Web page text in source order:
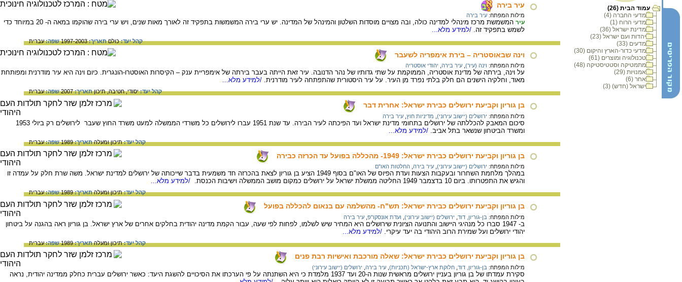
עמוד הבית (26)
מדעי החברה (4)
מדעי הרוח (1)
מדינת ישראל (36)
יהדות ועם ישראל (23)
מדעים (33)
מדעי כדור-הארץ והיקום (30)
טכנולוגיה ומוצרים (61)
מתמטיקה וסטטיסטיקה (48)
אמנויות (29)
אחר (6)
ישראל (חדש) (3)
עיר בירה
מילות המפתח: עיר בירה
עיר
המשמשת מרכז מינהלי למדינה כולה, ובה מצויים מוסדות השלטון והמינהל של המדינה. יש ערי בירה המשמשות בתפקיד זה לאורך מאות שנים, ויש ערי בירה שהוקמו במאה ה- 20 במיוחד כדי
לשמש בתפקיד זה. /למידע מלא...
קהל יעד:כולםתאריך:1997-2003 שפה:עברית
וינה שבאוסטריה – בירת אימפריה לשעבר
מילות המפתח: וינה (עיר) עיר בירה יהודי אוסטריה
על וינה, בירתה של מדינת אוסטריה, הממוקמת על שתי גדותיו של נהר הדנובה. עיר זאת הייתה בעבר בירתה של אימפריית ענק – הקיסרות האוסטרו-הונגרית. כיום וינה היא עיר מודרנית ומפותחת
מאוד, וחלקיה הישנים הם חלק בלתי נפרד מן העיר. על עיר היסטורית שהתפתחה לעיר מודרנית. /למידע מלא...
קהל יעד:יסודי,חטיבה,תיכוןתאריך:2007 שפה:עברית
בן גוריון וקביעת ירושלים כבירת ישראל: אחרית דבר
מילות המפתח: ירושלים (יישוב עירוני) מדיניות חוץ עיר בירה
סיכום המאבק להכללתה של ירושלים בתחומי מדינת ישראל ועד הפיכתה לעיר הבירה. עד שנת 1951 עברו לירושלים כל משרדי הממשלה למעט משרד החוץ שעבר לירושלים רק ביולי 1953
ומשרד הביטחון שנשאר בתל אביב. /למידע מלא...
קהל יעד:תיכון ומעלהתאריך:1989 שפה:עברית
בן גוריון וקביעת ירושלים כבירת ישראל: 1949- מהכללה בפועל עד הכרזה כבירה
מילות המפתח: ירושלים (יישוב עירוני) עיר בירה החלטות האו"ם
במהלך מלחמת השחרור ובעקבות הצעות ועדת הפיוס של האו"ם בסוף 1949 הציע בן גוריון לצאת בהכרזה חד משמעית בדבר שייכותה של ירושלים למדינת ישראל. משה שרת חלק על עמדה זו
והגיש את התפטרותו. ביום 10 בדצמבר 1949 החליטה ממשלת ישראל על ירושלים כמקום מושב הממשלה וישיבות הכנסת.
/למידע מלא...
קהל יעד:תיכון ומעלהתאריך:1989 שפה:עברית
בן גוריון וקביעת ירושלים כבירת ישראל: תש"ח- מהשלמה עם בנאום להכללה בפועל
מילות המפתח: בן-גוריון, דוד ירושלים (יישוב עירוני) ועדת אונסקו"פ עיר בירה
ב- 1947 סברו כל מנהיגי היישוב והתנועה הציונית שירושלים היא המחיר שיש לשלמו, לפחות לפי שעה, עבור הקמת מדינה יהודית בחלקים אחרים של ארץ ישראל. בן גוריון ראה בהגנה על ביטחון
יהודי ירושלים ועל שמירת הרוב היהודי בה יעד עיקרי. /למידע מלא...
קהל יעד:תיכון ומעלהתאריך:1989 שפה:עברית
בן גוריון וקביעת ירושלים כבירת ישראל: שאלה מורכבת ואישיות רבת פנים
מילות המפתח: בן-גוריון, דוד חלוקת ארץ-ישראל (תכניות) עיר בירה ירושלים (יישוב עירוני)
סקירת עמדתו של בן גוריון בעניין ירושלים מראשית שנות ה-20 ועד 1937 מלמדת כי היא השתנתה על פי הערכתו את הסיכויים להשגת היעד: כאשר ירושלים עברית כחלק ממדינה יהודית, נראה